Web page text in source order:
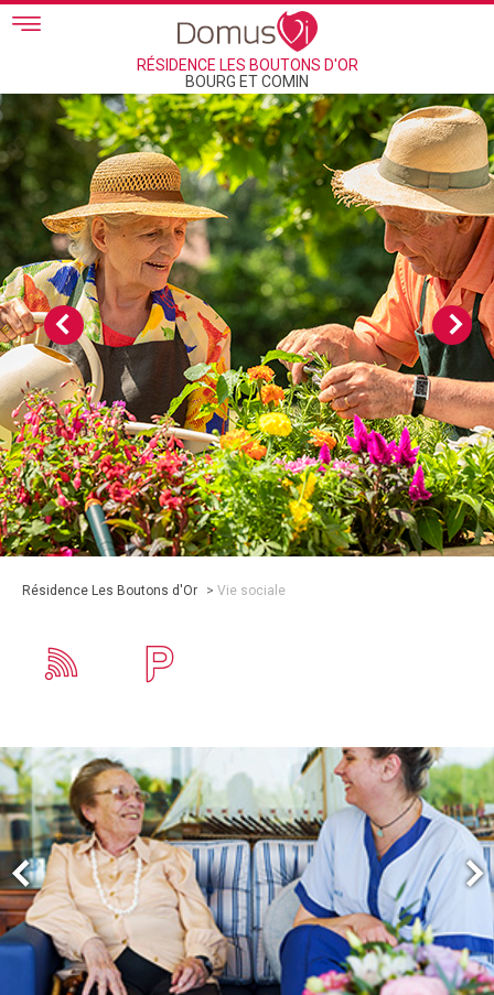
Skip to main content
RÉSIDENCE LES BOUTONS D'OR
BOURG ET COMIN
Résidence Les Boutons d'Or > Vie sociale